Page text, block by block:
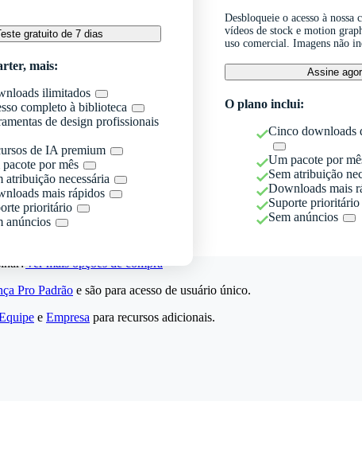
gratuito de 7 dias
mais:
ilimitados
completo à biblioteca
de design profissionais
de IA premium
por mês
atribuição necessária
mais rápidos
prioritário
anúncios
Desbloqueie o acesso à nossa
vídeos de stock e motion
uso comercial. Imagens não
Assine
O plano inclui:
Cinco downloads
Um pacote por
Sem atribuição
Downloads mais
Suporte prioritário
Sem anúncios
Ver mais opções de compra
Pro Padrão e são para acesso de usuário único.
e Empresa para recursos adicionais.